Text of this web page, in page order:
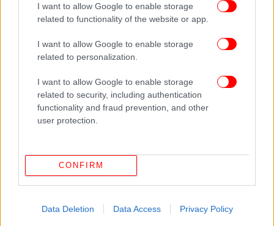
I want to allow Google to enable storage
related to functionality of the website or app.
I want to allow Google to enable storage
related to personalization.
I want to allow Google to enable storage
related to security, including authentication
functionality and fraud prevention, and other
user protection.
CONFIRM
Data Deletion Data Access Privacy Policy